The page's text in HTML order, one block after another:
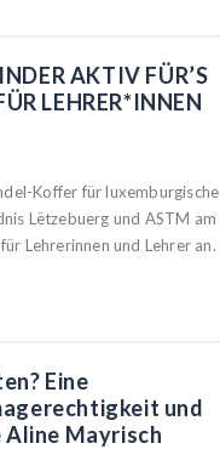
AKTIV FÜR’S
LEHRER*INNEN
Koffer für luxemburgische
Lëtzebuerg und ASTM am
Lehrerinnen und Lehrer an.
Eine
und
Aline Mayrisch